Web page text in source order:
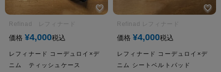
Refinad レフィナード
価格 ¥4,000税込
レフィナード コーデュロイ×デ
ニム ティッシュケース
Refinad レフィナード
価格 ¥4,000税込
レフィナード コーデュロイ×デ
ニム シートベルトパッド